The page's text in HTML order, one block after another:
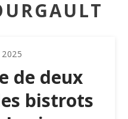
2025
de deux
bistrots